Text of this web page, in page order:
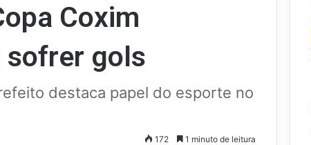
Coxim
sofrer gols
destaca papel do esporte no
172 1 minuto de leitura